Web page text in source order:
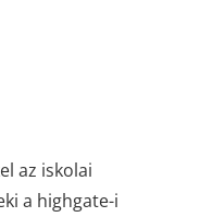
az iskolai
a highgate-i